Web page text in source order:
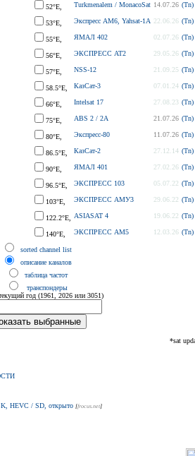
52°E, Turkmenalem / MonacoSat 14.07.26 (Tn)
53°E, Экспресс AM6, Yahsat-1A 22.06.26 (Tn)
55°E, ЯМАЛ 402 02.07.26 (Tn)
56°E, ЭКСПРЕСС АТ2 29.05.26 (Tn)
57°E, NSS-12 21.09.25 (Tn)
58.5°E, КазСат-3 07.01.24 (Tn)
66°E, Intelsat 17 27.08.23 (Tn)
75°E, ABS 2 / 2A 21.07.26 (Tn)
80°E, Экспресс-80 11.07.26 (Tn)
86.5°E, КазСат-2 27.12.14 (Tn)
90°E, ЯМАЛ 401 27.02.26 (Tn)
96.5°E, ЭКСПРЕСС 103 05.07.22 (Tn)
103°E, ЭКСПРЕСС АМУ3 29.06.22 (Tn)
122.2°E, ASIASAT 4 19.06.22 (Tn)
140°E, ЭКСПРЕСС AM5 12.03.26 (Tn)
sorted channel list
описание каналов
таблица частот
транспондеры
год (1961, 2026 или 3051)
*sat
HEVC / SD, открыто [frocus.net]